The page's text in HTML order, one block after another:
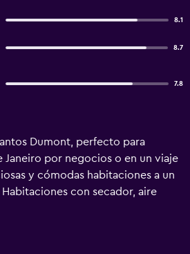
8.1
8.7
7.8
Dumont, perfecto para
Janeiro por negocios o en un viaje
y cómodas habitaciones a un
con secador, aire
de desayuno del
opciones para empezar el día